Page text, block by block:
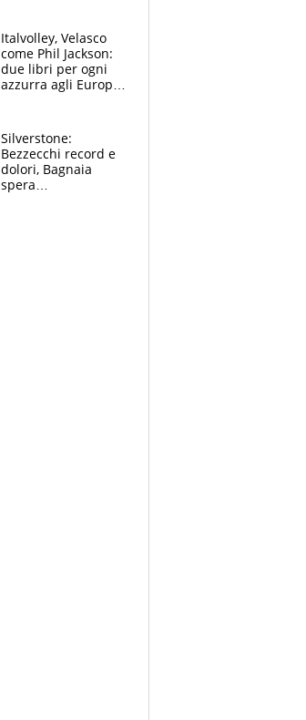
sfondo
Italvolley, Velasco
come Phil Jackson:
due libri per ogni
azzurra agli Europei.
Silverstone:
Bezzecchi record e
dolori, Bagnaia
spera